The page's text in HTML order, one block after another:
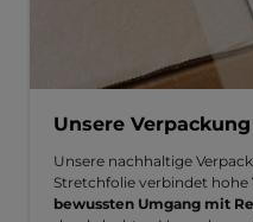
Unsere Verpackung
Unsere nachhaltige
Stretchfolie verbindet hohe
bewussten Umgang mit